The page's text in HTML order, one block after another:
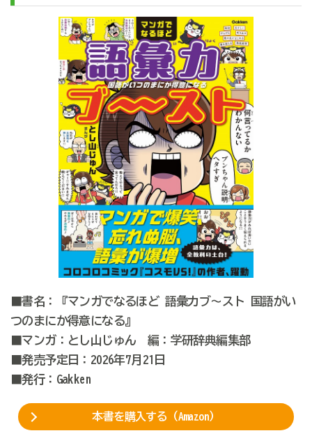
■書名：『マンガでなるほど 語彙力ブ～スト 国語がい
つのまにか得意になる』
■マンガ：とし山じゅん 編：学研辞典編集部
■発売予定日：2026年7月21日
■発行：Gakken
本書を購入する（Amazon）